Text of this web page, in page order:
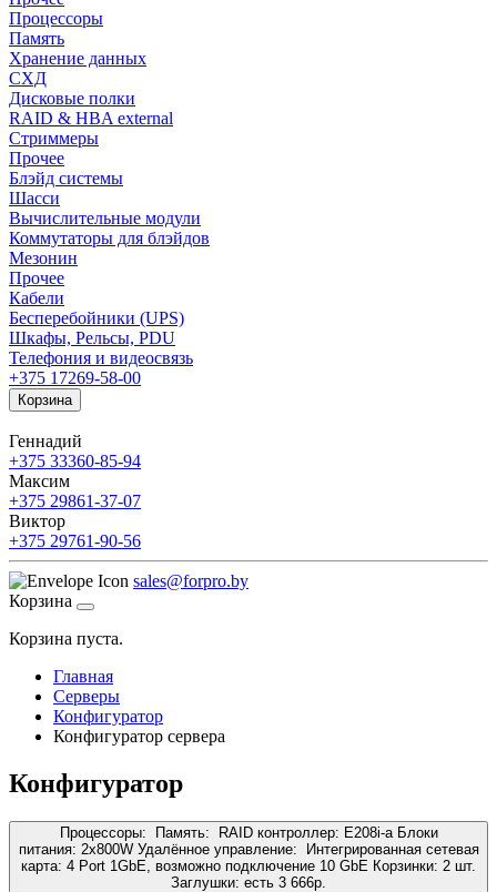
Процессоры
Память
Хранение данных
СХД
Дисковые полки
RAID & HBA external
Стриммеры
Прочее
Блэйд системы
Шасси
Вычислительные модули
Коммутаторы для блэйдов
Мезонин
Прочее
Кабели
Бесперебойники (UPS)
Шкафы, Рельсы, PDU
Телефония и видеосвязь
+375 17269-58-00
Корзина
Геннадий
+375 33360-85-94
Максим
+375 29861-37-07
Виктор
+375 29761-90-56
sales@forpro.by
Корзина
Корзина пуста.
Главная
Серверы
Конфигуратор
Конфигуратор сервера
Конфигуратор
Процессоры: Память: RAID контроллер: E208i-a Блоки
питания: 2x800W Удалённое управление:
Интегрированная сетевая
карта: 4 Port 1GbE, возможно подключение 10 GbE Корзинки: 2 шт.
Заглушки: есть 3 666р.